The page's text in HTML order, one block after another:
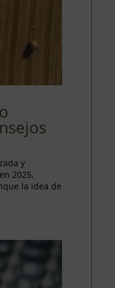
y
2025,
la idea de